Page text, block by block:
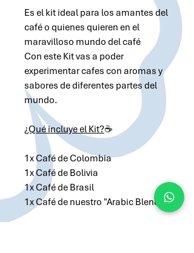
Es el kit ideal para los amantes del
café o quienes quieren en el
maravilloso mundo del café
Con este Kit vas a poder
experimentar cafes con aromas y
sabores de diferentes partes del
mundo.
¿Qué incluye el Kit?☕
1x Café de Colombia
1x Café de Bolivia
1x Café de Brasil
1x Café de nuestro "Arabic Blend"